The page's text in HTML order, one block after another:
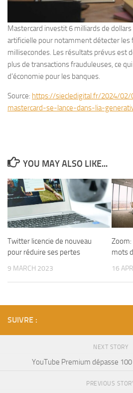
Mastercard investit 6 milliards de dollars
artificielle pour notamment détecter les
millisecondes. Les résultats prévus est
plus de transactions frauduleuses, ce
d’économie pour les banques.
Source: https://siecledigital.fr/2024/
mastercard-se-lance-dans-lia-
YOU MAY ALSO LIKE...
Twitter licencie de nouveau
pour réduire ses pertes
9 MARCH 2023
mots
16
SUIVRE :
NEXT STORY
YouTube Premium dépasse
PREVIOUS